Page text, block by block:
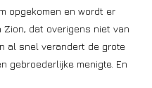
opgekomen en wordt er
dat overigens niet van
al snel verandert de grote
gebroederlijke menigte. En